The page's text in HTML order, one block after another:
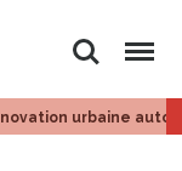
Rechercher
Menu
urbaine